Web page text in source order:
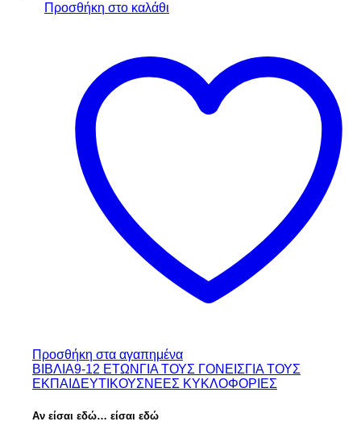
Προσθήκη στο καλάθι
Προσθήκη στα αγαπημένα
ΒΙΒΛΙΑ9-12 ΕΤΩΝ ΓΙΑ ΤΟΥΣ ΓΟΝΕΙΣΓΙΑ ΤΟΥΣ
ΕΚΠΑΙΔΕΥΤΙΚΟΥΣΝΕΕΣ ΚΥΚΛΟΦΟΡΙΕΣ
Αν είσαι εδώ… είσαι εδώ